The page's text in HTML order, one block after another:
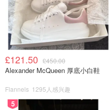
£121.50 £450.00
Alexander McQueen 厚底小白鞋
Flannels 1295人感兴趣
5